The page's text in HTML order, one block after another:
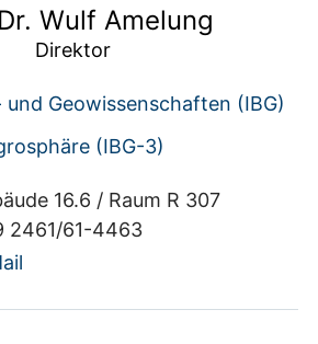
Wulf Amelung
Direktor
Geowissenschaften (IBG)
(IBG-3)
16.6 / Raum R 307
2461/61-4463